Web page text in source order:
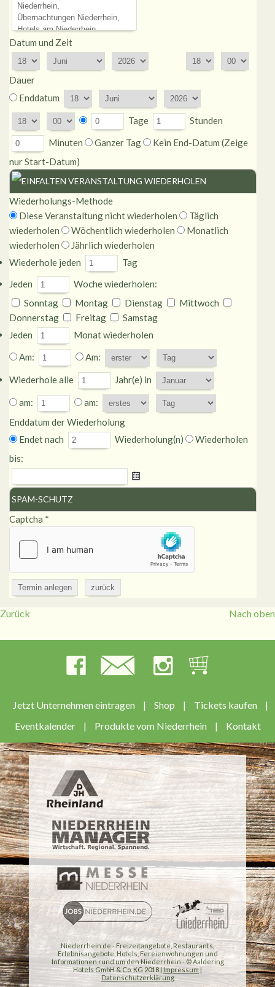
Datum und Zeit
Dauer
Enddatum
Tage
Stunden
Minuten
Ganzer Tag
Kein End-Datum (Zeige
nur Start-Datum)
VERANSTALTUNG WIEDERHOLEN
Wiederholungs-Methode
Diese Veranstaltung nicht wiederholen
Täglich
wiederholen
Wöchentlich wiederholen
Monatlich
wiederholen
Jährlich wiederholen
Wiederhole jeden
Tag
Jeden
Woche wiederholen:
Sonntag
Montag Dienstag
Mittwoch
Donnerstag
Freitag
Samstag
Jeden
Monat wiederholen
Am:
Am:
Wiederhole alle Jahr(e) in
am:
am:
Enddatum der Wiederholung
Endet nach
Wiederholung(n)
Wiederholen
bis:
SPAM-SCHUTZ
Captcha *
Zurück Nach oben
Jetzt Unternehmen eintragen | Shop | Tickets kaufen
|
Eventkalender
| Produkte vom Niederrhein | Kontakt
Niederrhein.de - Freizeitangebote, Restaurants,
Erlebnisangebote, Hotels, Fereienwohnungen und
Informationen rund um den Niederrhein - © Aaldering
Hotels GmbH & Co. KG 2018 |Impressum |
Datenschutzerklärung